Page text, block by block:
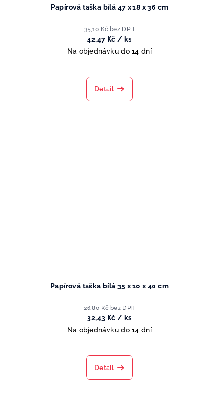
Papírová taška bílá 47 x 18 x 36 cm
35,10 Kč bez DPH
42,47 Kč / ks
Na objednávku do 14 dní
Detail
Papírová taška bílá 35 x 10 x 40 cm
26,80 Kč bez DPH
32,43 Kč / ks
Na objednávku do 14 dní
Detail